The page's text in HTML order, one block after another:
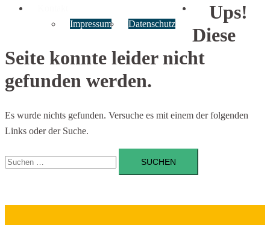
Impressum
Datenschutz
Ups!
Diese
Seite konnte leider nicht
gefunden werden.
Es wurde nichts gefunden. Versuche es mit einem der folgenden
Links oder der Suche.
Suchen
nach: